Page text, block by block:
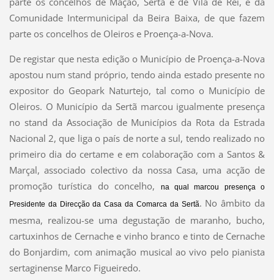
Comunidade Intermunicipal da Beira Baixa, de que fazem
parte os concelhos de Oleiros e Proença-a-Nova.
De registar que nesta edição o Município de Proença-a-Nova
apostou num stand próprio, tendo ainda estado presente no
expositor do Geopark Naturtejo, tal como o Município de
Oleiros. O Município da Sertã marcou igualmente presença
no stand da Associação de Municípios da Rota da Estrada
Nacional 2, que liga o país de norte a sul, tendo realizado no
primeiro dia do certame e em colaboração com a Santos &
Marçal, associado colectivo da nossa Casa, uma acção de
promoção turística do concelho,
na qual marcou presença o
Presidente da Direcção da Casa da Comarca da Sertã. No âmbito da
mesma, realizou-se uma degustação de maranho, bucho,
cartuxinhos de Cernache e vinho branco e tinto de Cernache
do Bonjardim, com animação musical ao vivo pelo pianista
sertaginense Marco Figueiredo.